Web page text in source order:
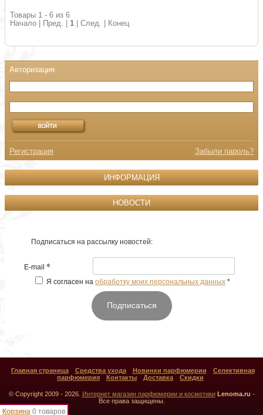
Товары 1 - 6 из 6
Начало | Пред. | 1 | След. | Конец
Корзина 0 товаров
Регистрация Забыли пароль?
ИНФОРМАЦИЯ
НОВОСТИ
Подписаться на рассылку новостей:
E-mail *
Я согласен на обработку моих персональных данных *
Подписаться
Главная страница Средства ухода Новинки парфюмерии
Селективная
парфюмерия
Контакты Доставка Скидки
© Copyright 2009 - 2026. Интернет магазин парфюмерии и косметики Lenoma.ru -
Все права защищены.